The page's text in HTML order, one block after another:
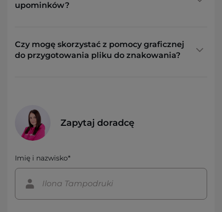
upominków?
Czy mogę skorzystać z pomocy graficznej
do przygotowania pliku do znakowania?
Zapytaj doradcę
Imię i nazwisko*